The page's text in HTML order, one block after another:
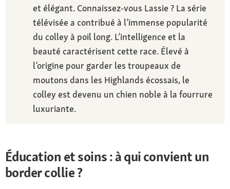
et élégant. Connaissez-vous Lassie ? La série
télévisée a contribué à l’immense popularité
du colley à poil long. L’intelligence et la
beauté caractérisent cette race. Élevé à
l’origine pour garder les troupeaux de
moutons dans les Highlands écossais, le
colley est devenu un chien noble à la fourrure
luxuriante.
Éducation et soins : à qui convient un
border collie ?